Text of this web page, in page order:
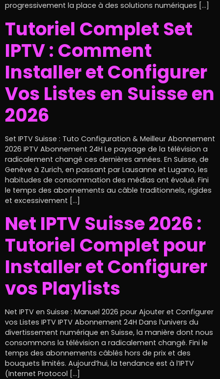
progressivement la place à des solutions numériques […]
Tutoriel Complet Set
IPTV : Comment
Installer et Configurer
Vos Listes en Suisse en
2026
Set IPTV Suisse : Tuto Configuration & Meilleur Abonnement
2026 IPTV Abonnement 24H Le paysage de la télévision a
radicalement changé ces dernières années. En Suisse, de
Genève à Zurich, en passant par Lausanne et Lugano, les
habitudes de consommation des médias ont évolué. Fini
le temps des abonnements au câble traditionnels, rigides
et excessivement […]
Net IPTV Suisse 2026 :
Tutoriel Complet pour
Installer et Configurer
vos Playlists
Net IPTV en Suisse : Manuel 2026 pour Ajouter et Configurer
vos Listes IPTV IPTV Abonnement 24H Dans l’univers du
divertissement numérique en Suisse, la manière dont nous
consommons la télévision a radicalement changé. Fini le
temps des abonnements câblés hors de prix et des
bouquets limités. Aujourd’hui, la tendance est à l’IPTV
(Internet Protocol […]